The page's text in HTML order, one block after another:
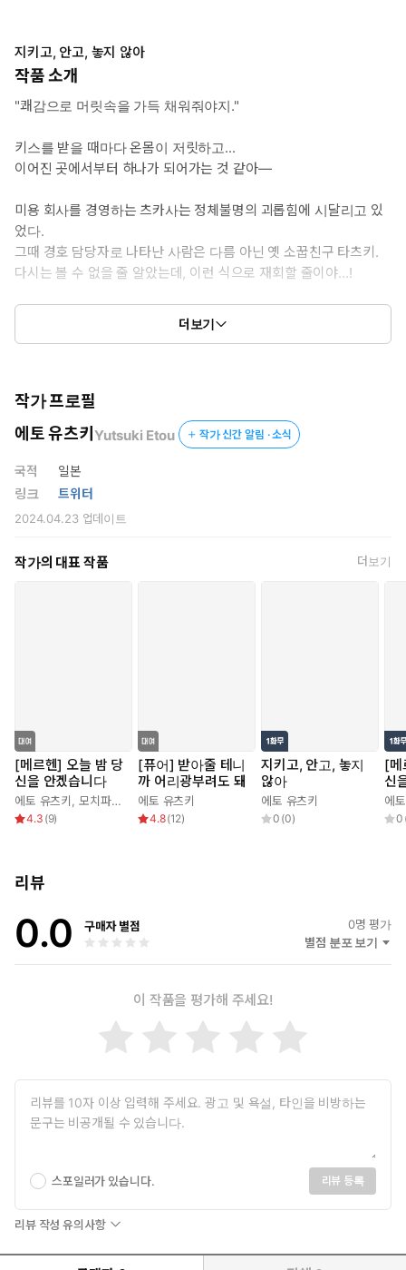
지키고, 안고, 놓지 않아
작품 소개
"쾌감으로 머릿속을 가득 채워줘야지."
키스를 받을 때마다 온몸이 저릿하고...
이어진 곳에서부터 하나가 되어가는 것 같아―
미용 회사를 경영하는 츠카사는 정체불명의 괴롭힘에 시달리고 있
었다.
그때 경호 담당자로 나타난 사람은 다름 아닌 옛 소꿉친구 타츠키.
다시는 볼 수 없을 줄 알았는데, 이런 식으로 재회할 줄이야…!
그러던 중, 어떤 사건을 계기로 두 사람은 몸을 섞게 되는데...
게 되어버리는데...?
더보기
작가 프로필
에토 유츠키 Yutsuki Etou 작가 신간 알림 · 소식
국적
일본
링크
트위터
2024.04.23업데이트
작가의 대표 작품 더보기
[메르헨] 오늘 밤 당
신을 안겠습니다
에토 유츠키 모치파무 키타가오카 아도 카스가 키누이,Secco 무키무키 카키
4.3 (9)
[퓨어] 받아줄 테니
까 어리광부려도 돼
에토 유츠키
4.8(12)
지키고, 안고, 놓지
않아
에토 유츠키
0 (0)
[메
신
[스
에
0
리뷰
0.0 구매자 별점 0명 평가
별점 분포 보기
이 작품을 평가해 주세요!
스포일러가 있습니다. 리뷰 등록
리뷰 작성 유의사항